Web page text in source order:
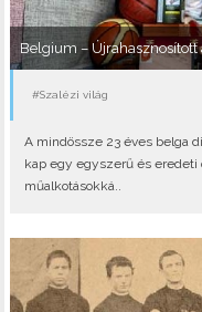
Belgium –
#Szalézi világ
A mindössze 23 éves belga
kap egy egyszerű és
műalkotásokká..